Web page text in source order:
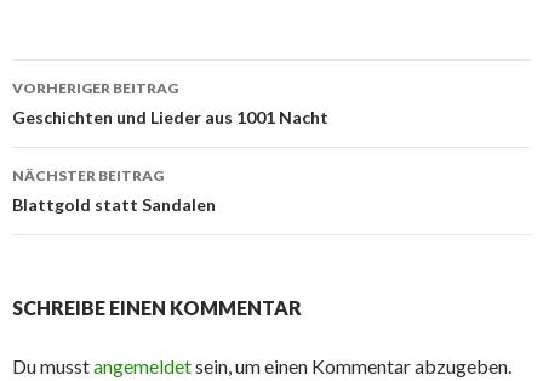
Beitrags-
Navigation
VORHERIGER BEITRAG
Geschichten und Lieder aus 1001 Nacht
NÄCHSTER BEITRAG
Blattgold statt Sandalen
SCHREIBE EINEN KOMMENTAR
Du musstangemeldetsein, um einen Kommentar abzugeben.